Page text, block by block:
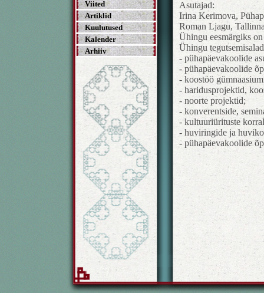
Viited
Artiklid
Kuulutused
Kalender
Arhiiv
Asutajad:
Irina Kerimova,
Roman Ljagu,
Ühingu eesmärgiks
Ühingu
- pühapäevakoolide
- pühapäevakoolide
- koostöö
- haridusprojektid,
- noorte projektid;
- konverentside,
- kultuuriürituste
- huviringide ja
- pühapäevakoolide